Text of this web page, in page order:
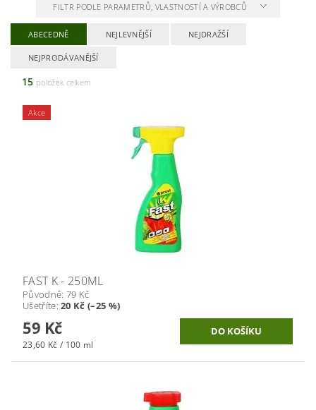
FILTR PODLE PARAMETRŮ, VLASTNOSTÍ A VÝROBCŮ
ABECEDNĚ NEJLEVNĚJŠÍ NEJDRAŽŠÍ
NEJPRODÁVANĚJŠÍ
15 položek celkem
Akce
FAST K - 250ML
Původně: 79 Kč
Ušetříte:20 Kč (–25 %)
59 Kč
23,60 Kč / 100 ml